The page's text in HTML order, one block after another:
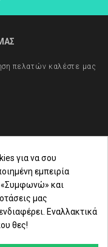
πελατών καλέστε μας
για να σου
εμπειρία
«Συμφωνώ» και
μας
Εναλλακτικά
θες!